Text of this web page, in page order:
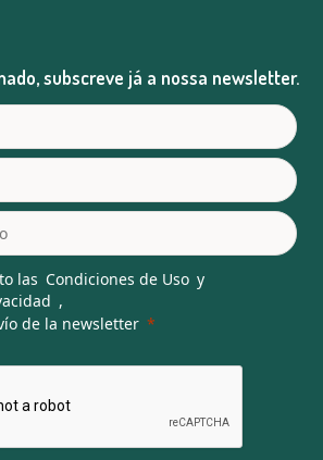
subscreve já a nossa newsletter.
las Condiciones de Uso y
,
de la newsletter